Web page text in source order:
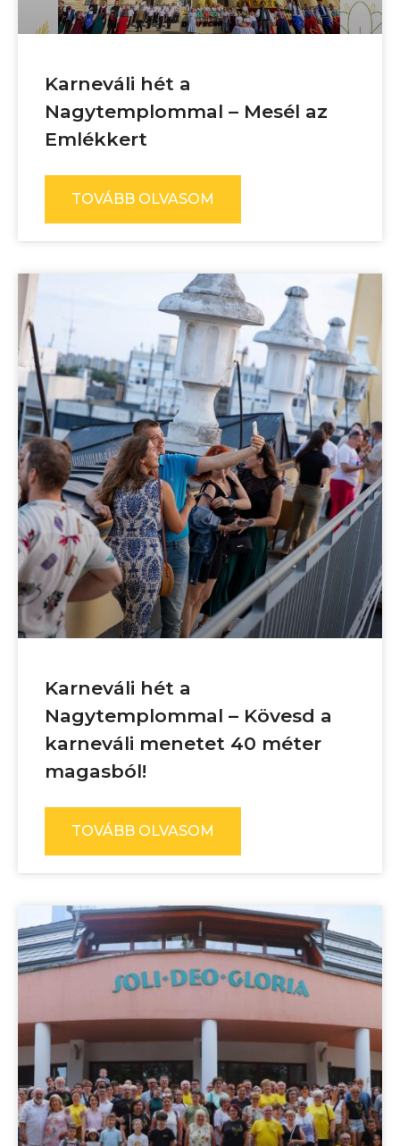
Karneváli hét a
Nagytemplommal – Mesél az
Emlékkert
TOVÁBB OLVASOM
Karneváli hét a
Nagytemplommal – Kövesd a
karneváli menetet 40 méter
magasból!
TOVÁBB OLVASOM